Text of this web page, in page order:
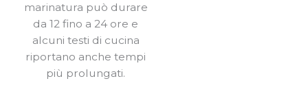
marinatura può durare
da 12 fino a 24 ore e
alcuni testi di cucina
riportano anche tempi
più prolungati.